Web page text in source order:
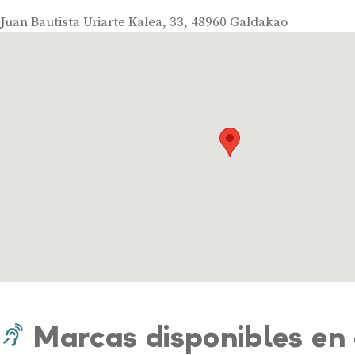
Juan Bautista Uriarte Kalea, 33, 48960 Galdakao
Marcas disponibles